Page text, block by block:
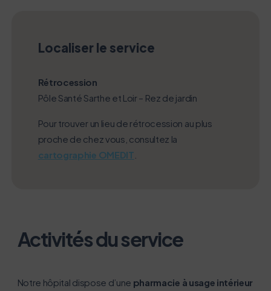
Localiser le service
Rétrocession
Pôle Santé Sarthe et Loir – Rez de jardin
Pour trouver un lieu de rétrocession au plus
proche de chez vous, consultez la
cartographie OMEDIT
Activités du service
Notre hôpital dispose d’une pharmacie à usage intérieur